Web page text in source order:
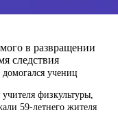
в развращении
следствия
учениц
физкультуры,
59-летнего жителя